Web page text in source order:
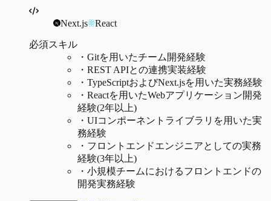
Next.js React
必須スキル
・ Gitを用いたチーム開発経験
・ REST APIとの連携実装経験
・ TypeScriptおよびNext.jsを用いた実務経験
・ Reactを用いたWebアプリケーション開発
経験(2年以上)
・ UIコンポーネントライブラリを用いた実
務経験
・ フロントエンドエンジニアとしての実務
経験(3年以上)
・ 小規模チームにおけるフロントエンドの
開発実務経験